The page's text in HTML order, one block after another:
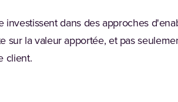
investissent dans des approches
la valeur apportée, et pas
client.